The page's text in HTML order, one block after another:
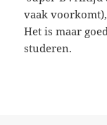
vaak
Het is maar
studeren.